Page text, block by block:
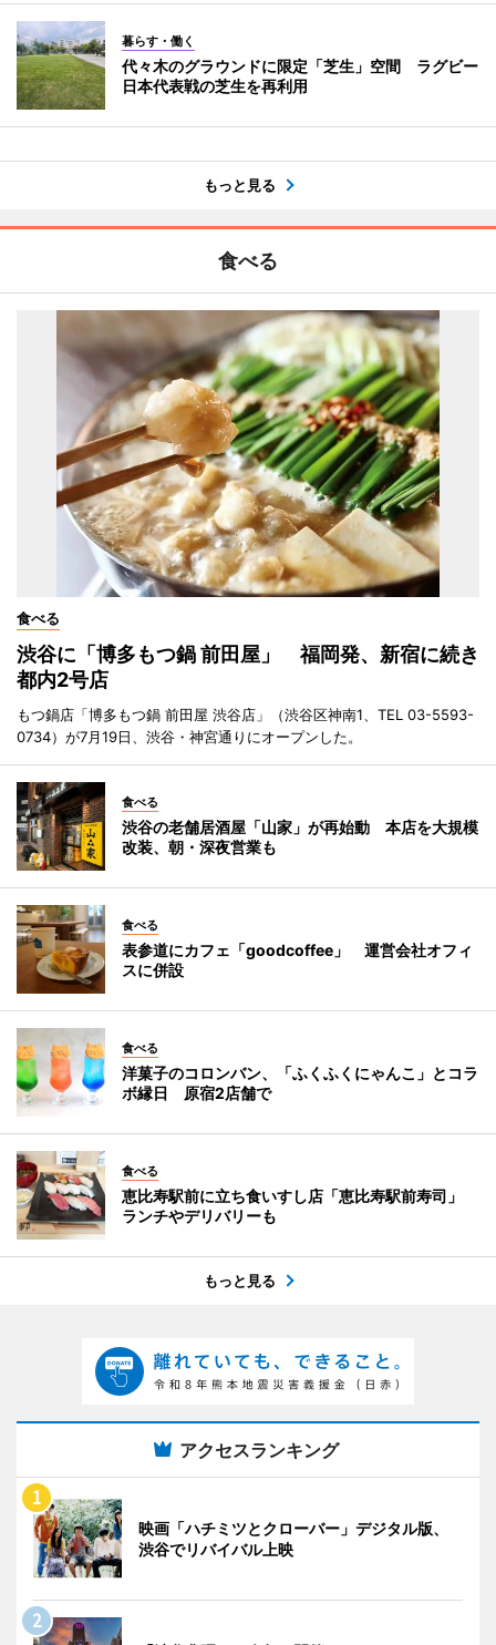
暮らす・働く
代々木のグラウンドに限定「芝生」空間 ラグビー
日本代表戦の芝生を再利用
もっと見る
食べる
食べる
渋谷に「博多もつ鍋 前田屋」 福岡発、新宿に続き
都内2号店
もつ鍋店「博多もつ鍋 前田屋 渋谷店」（渋谷区神南1、TEL 03-5593-
0734）が7月19日、渋谷・神宮通りにオープンした。
食べる
渋谷の老舗居酒屋「山家」が再始動 本店を大規模
改装、朝・深夜営業も
食べる
表参道にカフェ「goodcoffee」 運営会社オフィ
スに併設
食べる
洋菓子のコロンバン、「ふくふくにゃんこ」とコラ
ボ縁日 原宿2店舗で
食べる
恵比寿駅前に立ち食いすし店「恵比寿駅前寿司」
ランチやデリバリーも
もっと見る
アクセスランキング
映画「ハチミツとクローバー」デジタル版、
渋谷でリバイバル上映